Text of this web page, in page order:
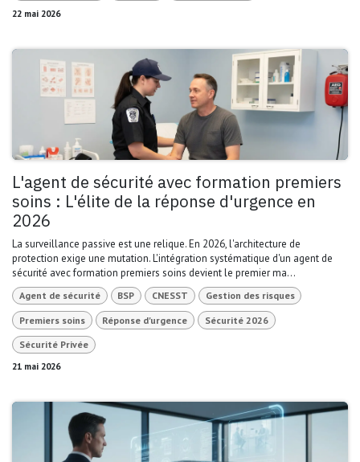
22 mai 2026
L'agent de sécurité avec formation premiers
soins : L'élite de la réponse d'urgence en
2026
La surveillance passive est une relique. En 2026, l'architecture de
protection exige une mutation. L'intégration systématique d'un agent de
sécurité avec formation premiers soins devient le premier ma...
Agent de sécurité BSP CNESST Gestion des risques
Premiers soins Réponse d'urgence Sécurité 2026
Sécurité Privée
21 mai 2026